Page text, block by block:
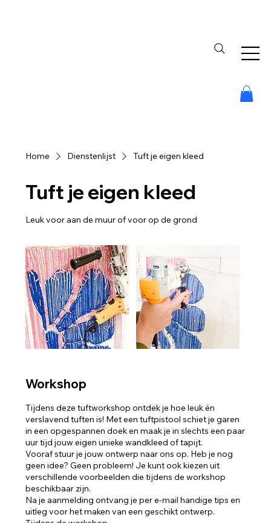
Home Dienstenlijst Tuft je eigen kleed
Tuft je eigen kleed
Leuk voor aan de muur of voor op de grond
Workshop
Tijdens deze tuftworkshop ontdek je hoe leuk én
verslavend tuften is! Met een tuftpistool schiet je garen
in een opgespannen doek en maak je in slechts een paar
uur tijd jouw eigen unieke wandkleed of tapijt.
Vooraf stuur je jouw ontwerp naar ons op. Heb je nog
geen idee? Geen probleem! Je kunt ook kiezen uit
verschillende voorbeelden die tijdens de workshop
beschikbaar zijn.
Na je aanmelding ontvang je per e-mail handige tips en
uitleg voor het maken van een geschikt ontwerp.